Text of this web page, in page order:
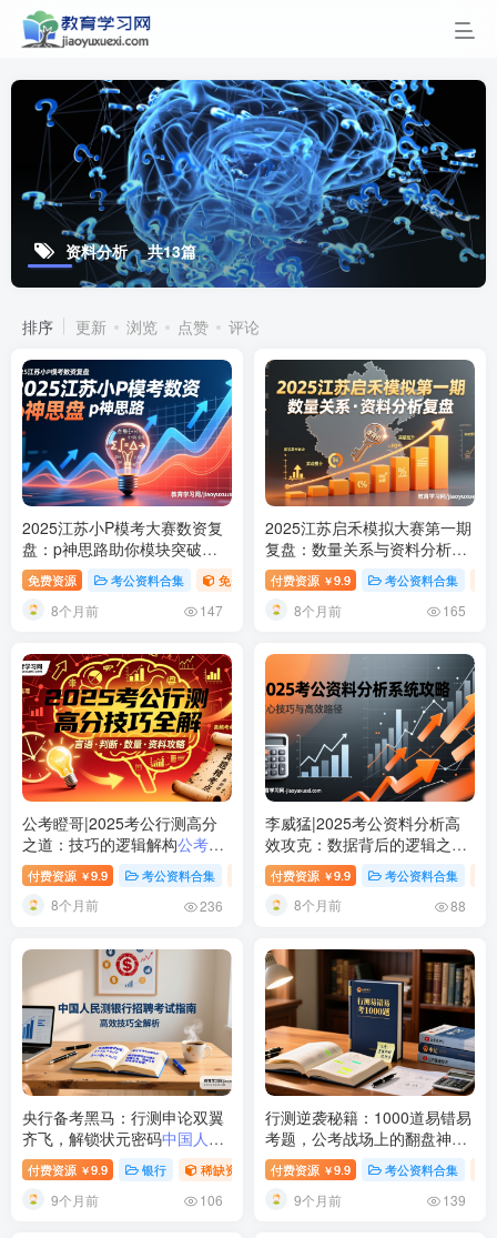
资料分析 共13篇
排序 更新 浏览 点赞 评论
2025江苏小P模考大赛数资复
盘：p神思路助你模块突破
2025江苏公务员数资模考大赛
复盘
免费资源 考公资料合集 免费资源 视频内容
8个月前 147
2025江苏启禾模拟大赛第一期
复盘：数量关系与资料分析实
战提升2025江苏公务员数量关
系资料分析模拟复盘
付费资源 ￥9.9 考公资料合集
8个月前 165
公考瞪哥|2025考公行测高分
之道：技巧的逻辑解构公考瞪
哥-2025国考省考行测高分技
巧视频课程
付费资源 ￥9.9 考公资料合集 视频内容
8个月前 236
李威猛|2025考公资料分析高
效攻克：数据背后的逻辑之钥
2025公务员考试资料分析系统
视频课程
付费资源 ￥9.9 考公资料合集
8个月前 88
央行备考黑马：行测申论双翼
齐飞，解锁状元密码中国人民
银行招聘笔试行测申论备考指
南付费资源 ￥9.9 银行 稀缺资源 视频内容
9个月前 106
行测逆袭秘籍：1000道易错易
考题，公考战场上的翻盘神器
2025公考行测易错易考1000
题详解：模块化备考指南助你
高效提分
付费资源 ￥9.9 考公资料合集
9个月前 139